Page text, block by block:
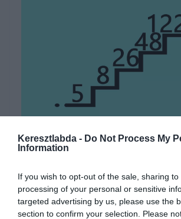
Keresztlabda - Do Not Process My
Information
If you wish to opt-out of the sale, sharing
processing of your personal or sensitive
targeted advertising by us, please use the
section to confirm your selection. Please
Hirdetés